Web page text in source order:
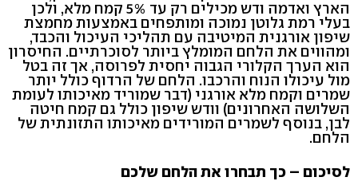
הארץ ואדמה ודש מכילים רק עד 5% קמח מלא, ולכן
בעלי רמת גלוטן נמוכה ומותפחים באמצעות מחמצת
שיפון אורגנית המיטיבה עם תהליכי העיכול והכבד,
ומהווים את הלחם המומלץ ביותר לסוכרתיים. החיסרון
הוא הערך הקלורי הגבוה יחסית לפרוסה, אך זה בטל
מול עיכולו הנוח והרכבו. הלחם של הרדוף כולל יותר
שמרים וקמח מלא אורגני (דבר שמוריד מאיכותו לעומת
השלושה האחרונים) וודש שיפון כולל גם קמח חיטה
לבן, בנוסף לשמרים המורידים מאיכותו התזונתית של
הלחם.
לסיכום – כך תבחרו את הלחם שלכם